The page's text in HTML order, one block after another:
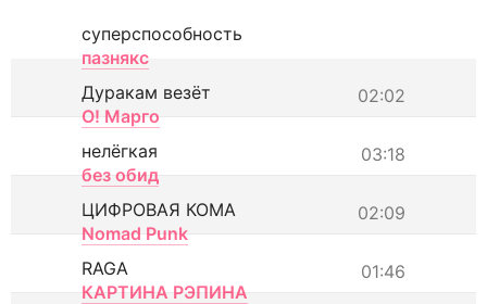
суперспособность
пазнякс
02:02
Дуракам везёт
О! Марго
03:18
нелёгкая
без обид
02:09
ЦИФРОВАЯ КОМА
Nomad Punk
01:46
RAGA
КАРТИНА РЭПИНА